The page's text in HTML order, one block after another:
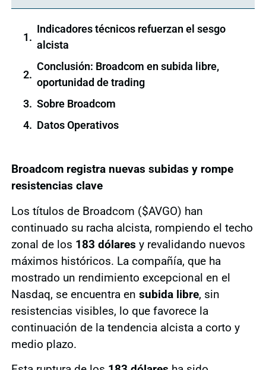
Indicadores técnicos refuerzan el sesgo
alcista
Conclusión: Broadcom en subida libre,
oportunidad de trading
Sobre Broadcom
Datos Operativos
Broadcom registra nuevas subidas y rompe
resistencias clave
Los títulos de Broadcom ($AVGO) han
continuado su racha alcista, rompiendo el techo
zonal de los 183 dólares y revalidando nuevos
máximos históricos. La compañía, que ha
mostrado un rendimiento excepcional en el
Nasdaq, se encuentra en subida libre, sin
resistencias visibles, lo que favorece la
continuación de la tendencia alcista a corto y
medio plazo.